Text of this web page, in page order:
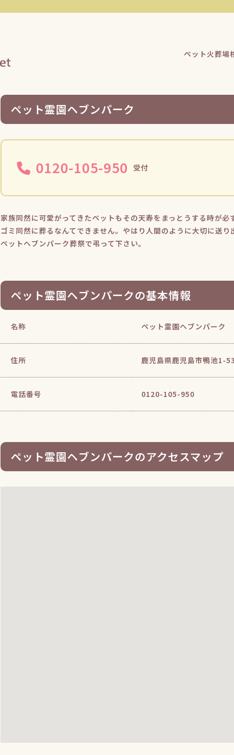
ペット火葬場
ペット霊園ヘブンパーク
0120-105-950 受付
家族同然に可愛がってきたペットもその天寿をまっとうする時が
ゴミ同然に葬るなんてできません。やはり人間のように大切に送
ペットヘブンパーク葬祭で弔って下さい。
ペット霊園ヘブンパークの基本情報
名称 ペット霊園ヘブンパーク
住所 鹿児島県鹿児島市鴨池1-
電話番号 0120-105-950
ペット霊園ヘブンパークのアクセスマップ